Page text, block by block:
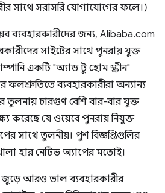
সাথে সরাসরি যোগাযোগের ফলে।)
ব্যবহারকারীদের জন্য, Alibaba.com
সাইটের সাথে পুনরায় যুক্ত
একটি "অ্যাড টু হোম স্ক্রীন"
ফলশ্রুতিতে ব্যবহারকারীরা অন্যান্য
তুলনায় চারগুণ বেশি বার-বার যুক্ত
করেছে যে ওয়েবে পুনরায় নিযুক্ত
সাথে তুলনীয়। পুশ বিজ্ঞপ্তিগুলির
হার নেটিভ অ্যাপের মতোই।
জুড়ে আরও ভাল ব্যবহারকারীর